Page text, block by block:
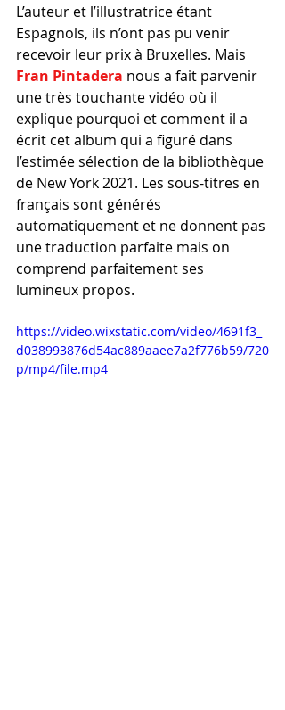
L’auteur et l’illustratrice étant
Espagnols, ils n’ont pas pu venir
recevoir leur prix à Bruxelles. Mais
Fran Pintadera nous a fait parvenir
une très touchante vidéo où il
explique pourquoi et comment il a
écrit cet album qui a figuré dans
l’estimée sélection de la bibliothèque
de New York 2021. Les sous-titres en
français sont générés
automatiquement et ne donnent pas
une traduction parfaite mais on
comprend parfaitement ses
lumineux propos.
https://video.wixstatic.com/video/4691f3_
d038993876d54ac889aaee7a2f776b59/720
p/mp4/file.mp4